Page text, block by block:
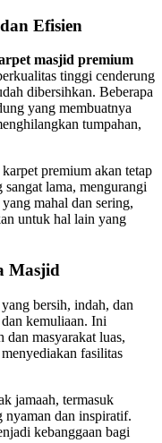
Efisien
masjid premium
tinggi cenderung
dibersihkan. Beberapa
yang membuatnya
tumpahan,
premium akan tetap
lama, mengurangi
mahal dan sering,
untuk hal lain yang
Masjid
yang bersih, indah, dan
kemuliaan. Ini
dan masyarakat luas,
fasilitas
jamaah, termasuk
nyaman dan inspiratif.
kebanggaan bagi